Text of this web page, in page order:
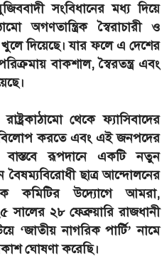
সংবিধানের মধ্য দিয়ে
অগণতান্ত্রিক স্বৈরাচারী ও
খুলে দিয়েছে। যার ফলে এ দেশের
বাকশাল, স্বৈরতন্ত্র এবং
থেকে ফ্যাসিবাদের
করতে এবং এই জনপদের
বাস্তবে রূপদানে একটি নতুন
বৈষম্যবিরোধী ছাত্র আন্দোলনের
কমিটির উদ্যোগে আমরা,
সালের ২৮ ফেব্রুয়ারি রাজধানী
‘জাতীয় নাগরিক পার্টি’ নামে
ঘোষণা করেছি।